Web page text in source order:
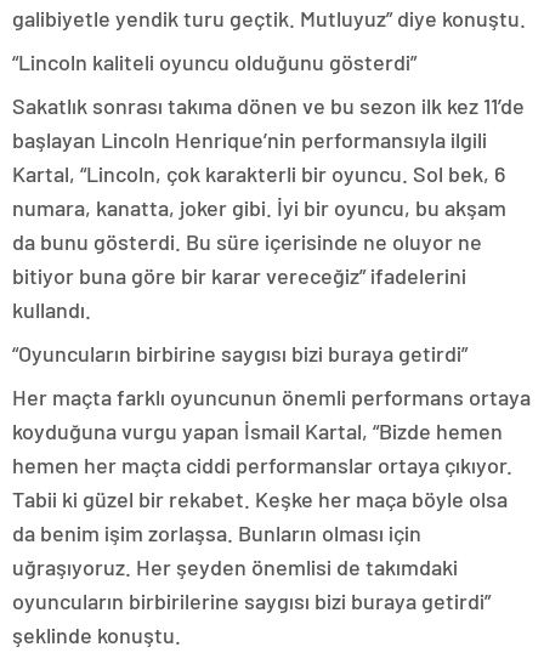
galibiyetle yendik turu geçtik. Mutluyuz” diye konuştu.
“Lincoln kaliteli oyuncu olduğunu gösterdi”
Sakatlık sonrası takıma dönen ve bu sezon ilk kez 11’de
başlayan Lincoln Henrique’nin performansıyla ilgili
Kartal, “Lincoln, çok karakterli bir oyuncu. Sol bek, 6
numara, kanatta, joker gibi. İyi bir oyuncu, bu akşam
da bunu gösterdi. Bu süre içerisinde ne oluyor ne
bitiyor buna göre bir karar vereceğiz” ifadelerini
kullandı.
“Oyuncuların birbirine saygısı bizi buraya getirdi”
Her maçta farklı oyuncunun önemli performans ortaya
koyduğuna vurgu yapan İsmail Kartal, “Bizde hemen
hemen her maçta ciddi performanslar ortaya çıkıyor.
Tabii ki güzel bir rekabet. Keşke her maça böyle olsa
da benim işim zorlaşsa. Bunların olması için
uğraşıyoruz. Her şeyden önemlisi de takımdaki
oyuncuların birbirilerine saygısı bizi buraya getirdi”
şeklinde konuştu.